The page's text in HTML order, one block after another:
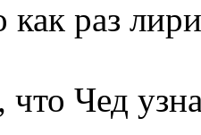
как раз
что Чед